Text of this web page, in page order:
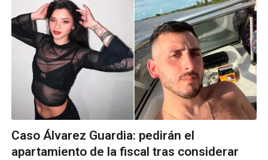
Caso Álvarez Guardia: pedirán el
apartamiento de la fiscal tras considerar